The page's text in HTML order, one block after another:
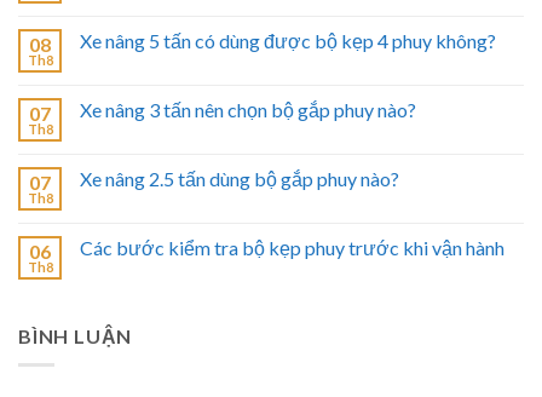
08
Th8
Xe nâng 5 tấn có dùng được bộ kẹp 4 phuy không?
07
Th8
Xe nâng 3 tấn nên chọn bộ gắp phuy nào?
07
Th8
Xe nâng 2.5 tấn dùng bộ gắp phuy nào?
06
Th8
Các bước kiểm tra bộ kẹp phuy trước khi vận hành
BÌNH LUẬN